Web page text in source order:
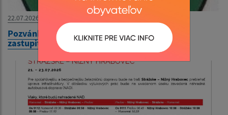
22.07.2026
Pozvánka na XXIV. zasadnutie obecného
zastupiteľstva